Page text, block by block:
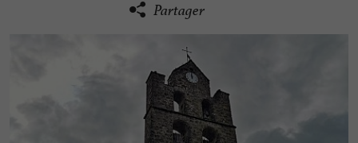
Partager